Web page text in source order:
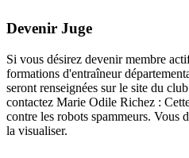
Devenir Juge
Si vous désirez devenir membre
formations d'entraîneur
seront renseignées sur le site du
contactez Marie Odile Richez :
contre les robots spammeurs. Vous
la visualiser.